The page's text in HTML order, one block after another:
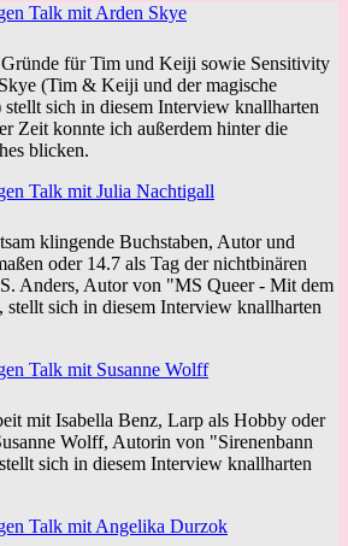
Talk mit Arden Skye
für Tim und Keiji sowie Sensitivity
(Tim & Keiji und der magische
sich in diesem Interview knallharten
Zeit konnte ich außerdem hinter die
blicken.
Talk mit Julia Nachtigall
klingende Buchstaben, Autor und
oder 14.7 als Tag der nichtbinären
Anders, Autor von "MS Queer - Mit dem
sich in diesem Interview knallharten
Talk mit Susanne Wolff
mit Isabella Benz, Larp als Hobby oder
Wolff, Autorin von "Sirenenbann
sich in diesem Interview knallharten
Talk mit Angelika Durzok